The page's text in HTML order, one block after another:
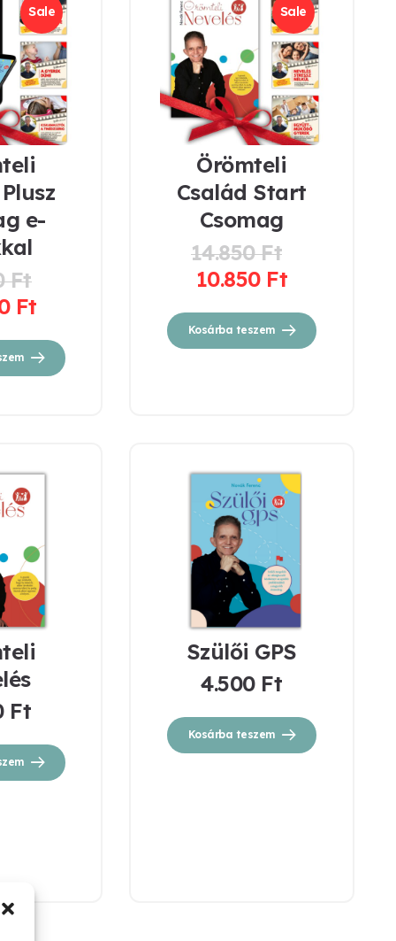
Sale
e-
Ft
14.500 Ft.
Ft
is:
10.500 Ft.
Sale
Örömteli
Család Start
Csomag
14.850Ft
14.850 Ft.
10.850 Ft
is:
10.850 Ft.
Kosárba teszem
Ft
Szülői GPS
4.500 Ft
Kosárba teszem